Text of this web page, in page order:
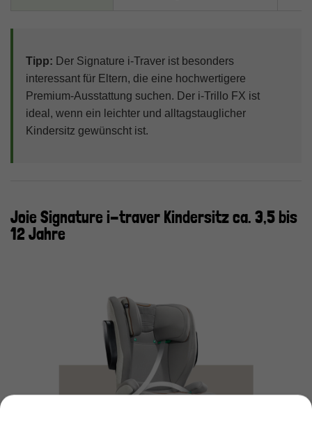
Tipp: Der Signature i-Traver ist besonders
interessant für Eltern, die eine hochwertigere
Premium-Ausstattung suchen. Der i-Trillo FX ist
ideal, wenn ein leichter und alltagstauglicher
Kindersitz gewünscht ist.
Joie Signature i-traver Kindersitz ca. 3,5 bis
12 Jahre